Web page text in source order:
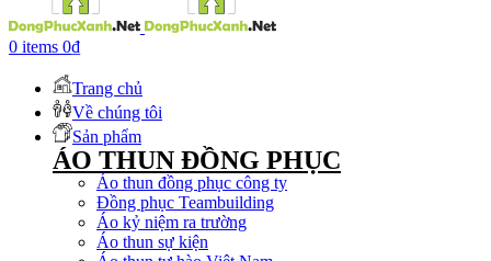
0 items 0₫
Trang chủ
Về chúng tôi
Sản phẩm
ÁO THUN ĐỒNG PHỤC
Áo thun đồng phục công ty
Đồng phục Teambuilding
Áo kỷ niệm ra trường
Áo thun sự kiện